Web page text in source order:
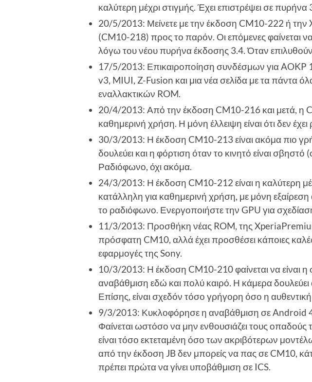
καλύτερη μέχρι στιγμής. Έχει επιστρέψει σε πυρήνα
20/5/2013: Μείνετε με την έκδοση CM10-222 ή
(CM10-218) προς το παρόν. Οι επόμενες φαίνεται
λόγω του νέου πυρήνα έκδοσης 3.4. Όταν
17/5/2013: Επικαιροποίηση συνδέσμων για AOKP
v3, MIUI, Z-Fusion και μια νέα σελίδα με τα πάντα
εναλλακτικών ROM.
20/4/2013: Από την έκδοση CM10-216 και μετά, η
καθημερινή χρήση. Η μόνη έλλειψη είναι ότι δεν
30/3/2013: Η έκδοση CM10-213 είναι ακόμα πιο
δουλεύει και η φόρτιση όταν το κινητό είναι
Ραδιόφωνο, όχι ακόμα.
24/3/2013: Η έκδοση CM10-212 είναι η καλύτερη
κατάλληλη για καθημερινή χρήση, με μόνη εξαίρεση
το ραδιόφωνο. Ενεργοποιήστε την GPU για
11/3/2013: Προσθήκη νέας ROM, της
πρόσφατη CM10, αλλά έχει προσθέσει κάποιες
εφαρμογές της Sony.
10/3/2013: Η έκδοση CM10-210 φαίνεται να είναι η
αναβάθμιση εδώ και πολύ καιρό. Η κάμερα δουλεύει
Επίσης, είναι σχεδόν τόσο γρήγορη όσο η
9/3/2013: Κυκλοφόρησε η αναβάθμιση σε Android
Φαίνεται ωστόσο να μην ενθουσιάζει τους
είναι τόσο εκτεταμένη όσο των ακριβότερων
από την έκδοση JB δεν μπορείς να πας σε CM10,
πρέπει πρώτα να γίνει υποβάθμιση σε ICS.